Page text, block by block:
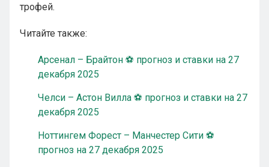
трофей.
Читайте также:
Арсенал – Брайтон ⚽ прогноз и ставки на 27
декабря 2025
Челси – Астон Вилла ⚽ прогноз и ставки на 27
декабря 2025
Ноттингем Форест – Манчестер Сити ⚽
прогноз на 27 декабря 2025